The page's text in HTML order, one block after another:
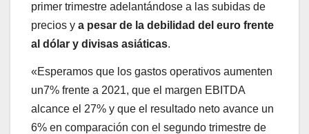
primer trimestre adelantándose a las subidas de
precios y a pesar de la debilidad del euro frente
al dólar y divisas asiáticas.
«Esperamos que los gastos operativos aumenten
un7% frente a 2021, que el margen EBITDA
alcance el 27% y que el resultado neto avance un
6% en comparación con el segundo trimestre de